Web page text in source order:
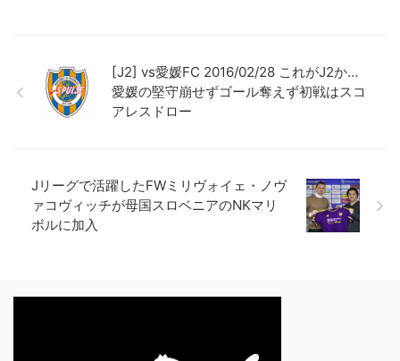
[J2] vs愛媛FC 2016/02/28 これがJ2か…
愛媛の堅守崩せずゴール奪えず初戦はスコ
アレスドロー
Jリーグで活躍したFWミリヴォイェ・ノヴ
ァコヴィッチが母国スロベニアのNKマリ
ボルに加入